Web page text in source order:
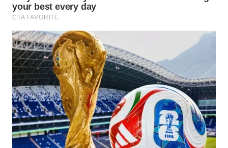
WN
BOGOR
WN
DEPOK
WN
TAPANULI
UTARA
WN
SAMOSIR